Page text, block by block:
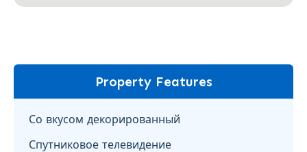
Property Features
Со вкусом декорированный
Спутниковое телевидение